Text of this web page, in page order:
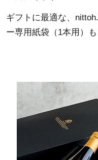
ギフトに最適な、
ー専用紙袋（1本用）